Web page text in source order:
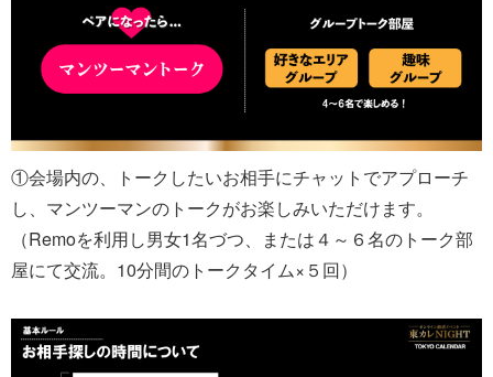
①会場内の、トークしたいお相手にチャットでアプローチ
し、マンツーマンのトークがお楽しみいただけます。
（Remoを利用し男女1名づつ、または４～６名のトーク部
屋にて交流。10分間のトークタイム×５回）